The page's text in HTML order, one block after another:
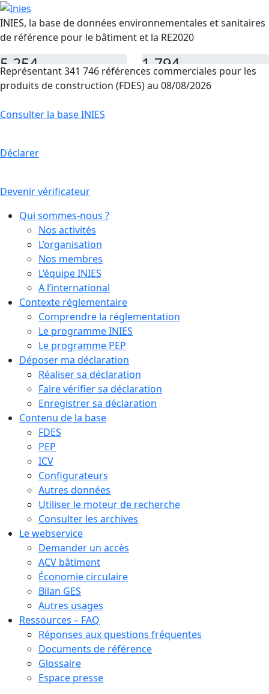
INIES, la base de données environnementales et sanitaires
de référence pour le bâtiment et la RE2020
5 254
FDES
1 794
PEP
Représentant 341 746 références commerciales pour les
produits de construction (FDES) au 08/08/2026
Consulter la base INIES
Déclarer
Devenir vérificateur
Qui sommes-nous ?
Nos activités
L’organisation
Nos membres
L’équipe INIES
A l’international
Contexte réglementaire
Comprendre la réglementation
Le programme INIES
Le programme PEP
Déposer ma déclaration
Réaliser sa déclaration
Faire vérifier sa déclaration
Enregistrer sa déclaration
Contenu de la base
FDES
PEP
ICV
Configurateurs
Autres données
Utiliser le moteur de recherche
Consulter les archives
Le webservice
Demander un accès
ACV bâtiment
Économie circulaire
Bilan GES
Autres usages
Ressources – FAQ
Réponses aux questions fréquentes
Documents de référence
Glossaire
Espace presse